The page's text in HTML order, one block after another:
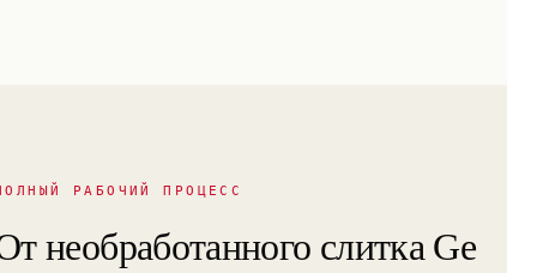
РАБОЧИЙ ПРОЦЕСС
необработанного слитка Ge